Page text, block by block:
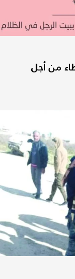
شعار العطاء من أجل